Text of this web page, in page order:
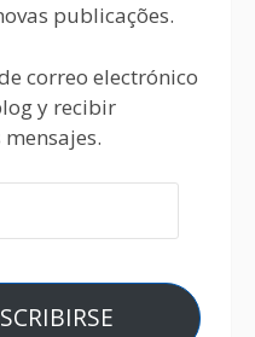
publicações.
correo electrónico
y recibir